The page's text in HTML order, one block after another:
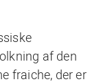
af den
fraiche, der er